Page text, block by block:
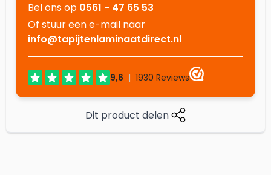
Bel ons op 0561 - 47 65 53
Of stuur een e-mail naar
info@tapijtenlaminaatdirect.nl
Dit product delen